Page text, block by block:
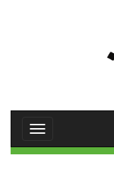
Toggle